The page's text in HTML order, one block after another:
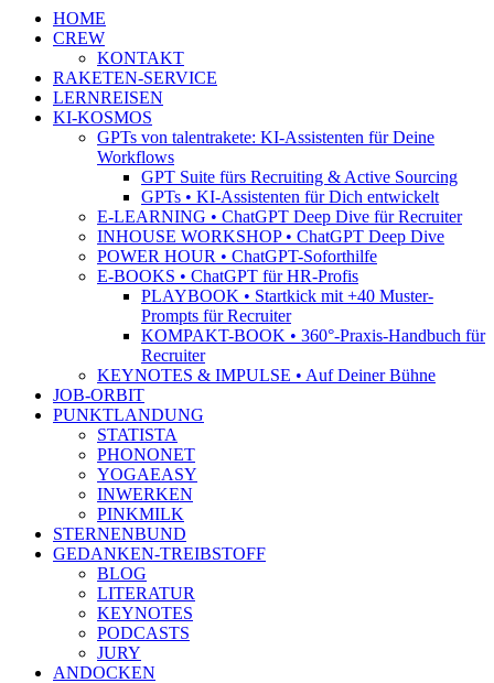
HOME
CREW
KONTAKT
RAKETEN-SERVICE
LERNREISEN
KI-KOSMOS
GPTs von talentrakete: KI-Assistenten für Deine
Workflows
GPT Suite fürs Recruiting & Active Sourcing
GPTs • KI-Assistenten für Dich entwickelt
E-LEARNING • ChatGPT Deep Dive für Recruiter
INHOUSE WORKSHOP • ChatGPT Deep Dive
POWER HOUR • ChatGPT-Soforthilfe
E-BOOKS • ChatGPT für HR-Profis
PLAYBOOK • Startkick mit +40 Muster-
Prompts für Recruiter
KOMPAKT-BOOK • 360°-Praxis-Handbuch für
Recruiter
KEYNOTES & IMPULSE • Auf Deiner Bühne
JOB-ORBIT
PUNKTLANDUNG
STATISTA
PHONONET
YOGAEASY
INWERKEN
PINKMILK
STERNENBUND
GEDANKEN-TREIBSTOFF
BLOG
LITERATUR
KEYNOTES
PODCASTS
JURY
ANDOCKEN